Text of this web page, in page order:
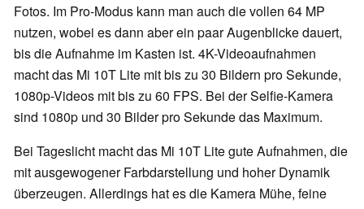
Fotos. Im Pro-Modus kann man auch die vollen 64 MP
nutzen, wobei es dann aber ein paar Augenblicke dauert,
bis die Aufnahme im Kasten ist. 4K-Videoaufnahmen
macht das Mi 10T Lite mit bis zu 30 Bildern pro Sekunde,
1080p-Videos mit bis zu 60 FPS. Bei der Selfie-Kamera
sind 1080p und 30 Bilder pro Sekunde das Maximum.
Bei Tageslicht macht das Mi 10T Lite gute Aufnahmen, die
mit ausgewogener Farbdarstellung und hoher Dynamik
überzeugen. Allerdings hat es die Kamera Mühe, feine